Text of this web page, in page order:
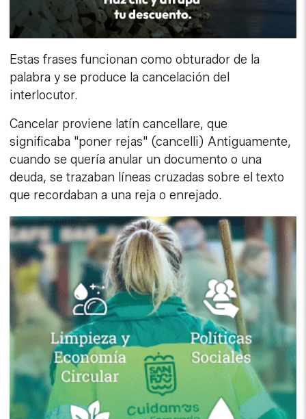
Estas frases funcionan como obturador de la
palabra y se produce la cancelación del
interlocutor.
Cancelar proviene latín cancellare, que
significaba "poner rejas" (cancelli) Antiguamente,
cuando se quería anular un documento o una
deuda, se trazaban líneas cruzadas sobre el texto
que recordaban a una reja o enrejado.